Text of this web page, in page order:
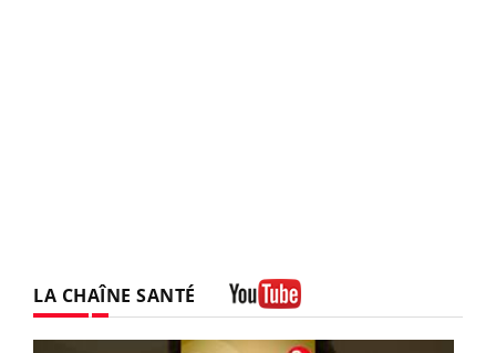
LA CHAÎNE SANTÉ